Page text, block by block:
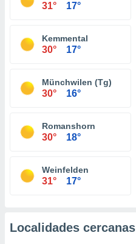
31° 17°
Kemmental
30° 17°
Münchwilen (Tg)
30° 16°
Romanshorn
30° 18°
Weinfelden
31° 17°
Localidades cercanas